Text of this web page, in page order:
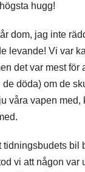
hugg!
dom, jag inte
levande! Vi var
det var mest för
de döda) om de
våra vapen med,
tidningsbudets bil
vi att någon var